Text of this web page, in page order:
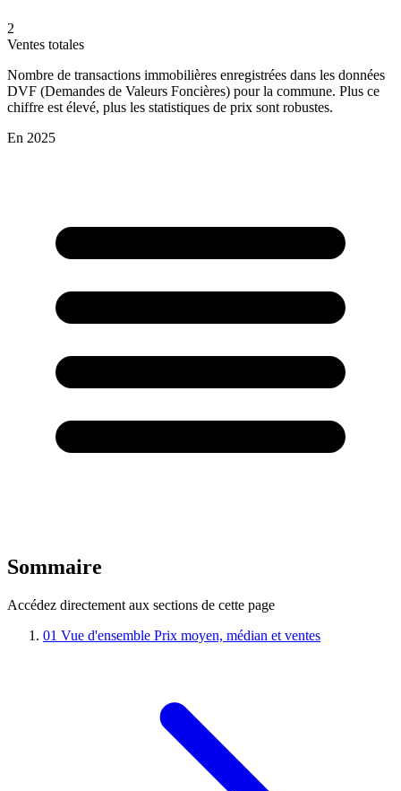
2
Ventes totales
Nombre de transactions immobilières enregistrées dans les données
DVF (Demandes de Valeurs Foncières) pour la commune. Plus ce
chiffre est élevé, plus les statistiques de prix sont robustes.
En 2025
Sommaire
Accédez directement aux sections de cette page
01 Vue d'ensemble Prix moyen, médian et ventes